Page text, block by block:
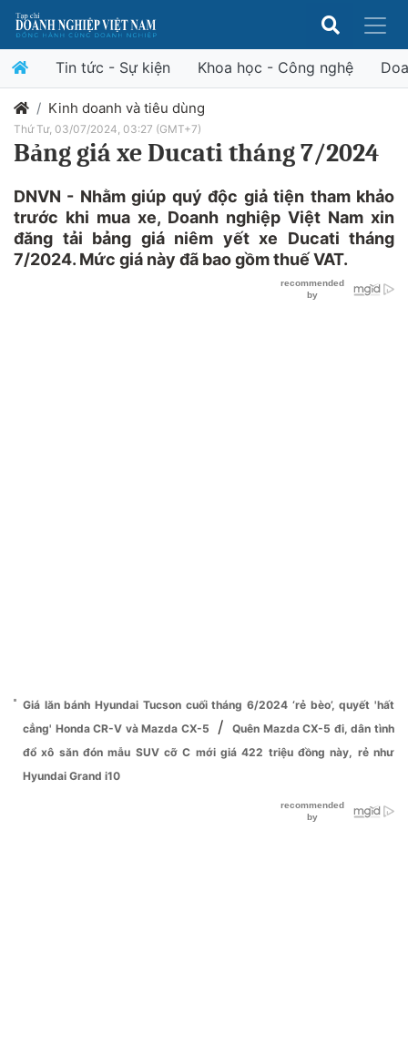
Tin tức - Sự kiện Khoa học - Công nghệ
Kinh doanh và tiêu dùng
Thứ Tư, 03/07/2024, 03:27 (GMT+7)
Bảng giá xe Ducati tháng 7/2024
DNVN - Nhằm giúp quý độc giả tiện tham khảo
trước khi mua xe, Doanh nghiệp Việt Nam xin
đăng tải bảng giá niêm yết xe Ducati tháng
7/2024. Mức giá này đã bao gồm thuế VAT.
Giá lăn bánh Hyundai Tucson cuối tháng 6/2024 ‘rẻ bèo’, quyết 'hất
cẳng' Honda CR-V và Mazda CX-5
/
Quên Mazda CX-5 đi, dân tình
đổ xô săn đón mẫu SUV cỡ C mới giá 422 triệu đồng này, rẻ như
Hyundai Grand i10